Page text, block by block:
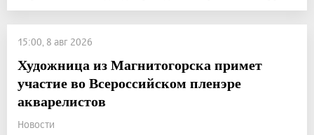
15:00, 8 авг 2026
Художница из Магнитогорска примет
участие во Всероссийском пленэре
акварелистов
Новости